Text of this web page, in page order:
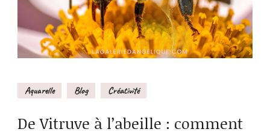
Aquarelle Blog Créativité
De Vitruve à l’abeille : comment